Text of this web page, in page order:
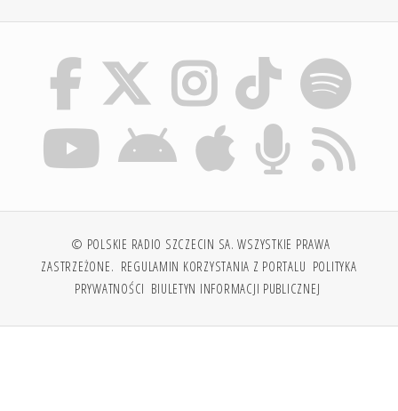
© POLSKIE RADIO SZCZECIN SA. WSZYSTKIE PRAWA
ZASTRZEŻONE. REGULAMIN KORZYSTANIA Z PORTALU POLITYKA
PRYWATNOŚCI BIULETYN INFORMACJI PUBLICZNEJ